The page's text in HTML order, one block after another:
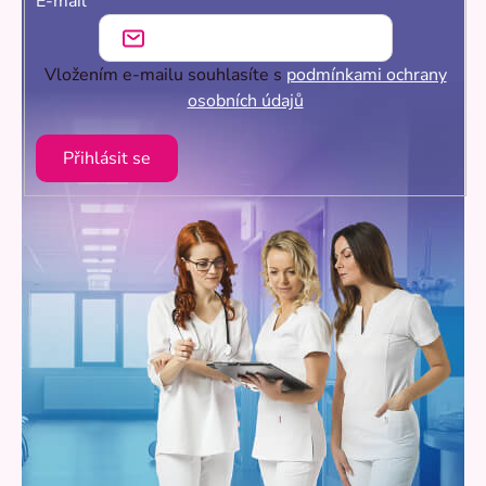
Vložením e-mailu souhlasíte s podmínkami ochrany
osobních údajů
Přihlásit se